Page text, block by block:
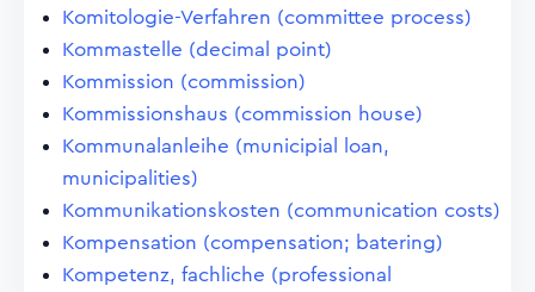
Komitologie-Verfahren (committee process)
Kommastelle (decimal point)
Kommission (commission)
Kommissionshaus (commission house)
Kommunalanleihe (municipial loan,
municipalities)
Kommunikationskosten (communication costs)
Kompensation (compensation; batering)
Kompetenz, fachliche (professional